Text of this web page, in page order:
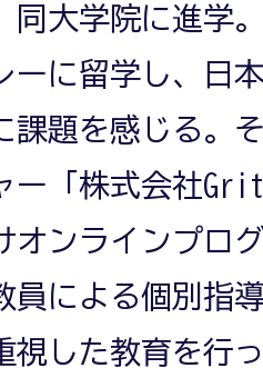
同大学院に進学
ーに留学し、日
課題を感じる。
ー「株式会社
オンラインプロ
員による個別指
視した教育を行